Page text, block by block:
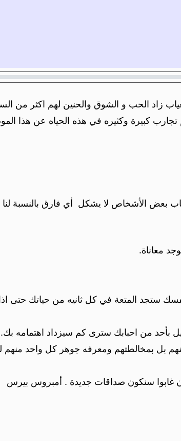
زاد الحب و الشوق والحنين لهم اكثر من
كبيرة وكثيره في هذه الحياه عن هذا
بعض الأشخاص لا يشكل أي فارق بالنسبة
معاناة.
ستجد المتعة في كل ثانيه من حياتك حتى
بأحد من احبابك سترى كم سيزداد اهتمامه بك.
بل بمخالطتهم ومعرفه جوهر كل واحد
غابوا سنكون صداقات جديدة . أمبروس بيرس